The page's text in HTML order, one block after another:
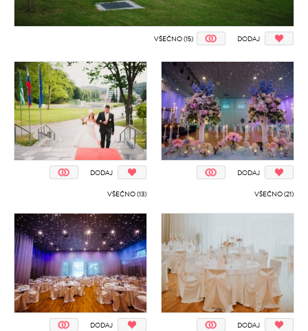
DODAJ
VŠEČNO (15)
DODAJ
VŠEČNO (13)
DODAJ
VŠEČNO (21)
DODAJ DODAJ